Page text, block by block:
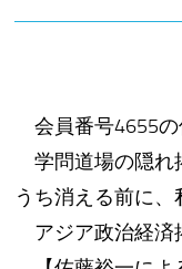
会員番号4655の
学問道場の隠れ
うち消える前に、
アジア政治経済